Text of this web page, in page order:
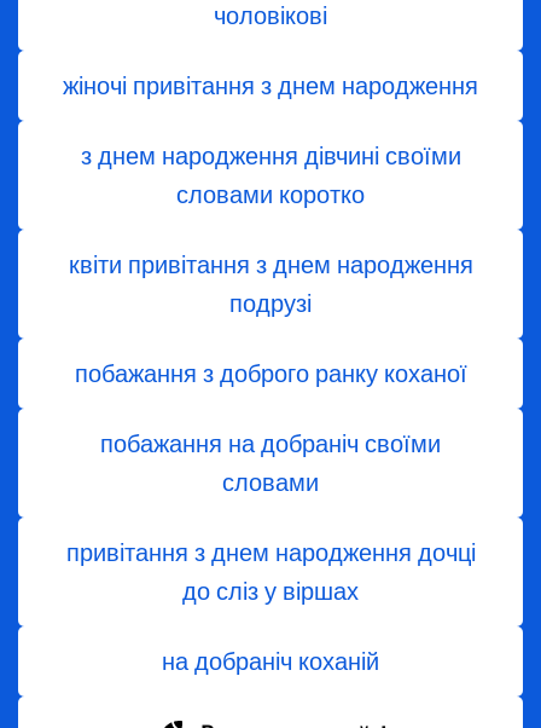
чоловікові
жіночі привітання з днем народження
з днем ​​народження дівчині своїми
словами коротко
квіти привітання з днем народження
подрузі
побажання з доброго ранку коханої
побажання на добраніч своїми
словами
привітання з днем народження дочці
до сліз у віршах
на добраніч коханій